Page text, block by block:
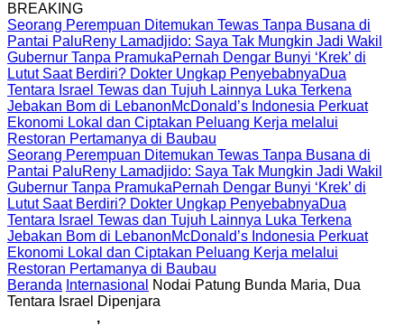
BREAKING
Seorang Perempuan Ditemukan Tewas Tanpa Busana di
Pantai PaluReny Lamadjido: Saya Tak Mungkin Jadi Wakil
Gubernur Tanpa PramukaPernah Dengar Bunyi ‘Krek’ di
Lutut Saat Berdiri? Dokter Ungkap PenyebabnyaDua
Tentara Israel Tewas dan Tujuh Lainnya Luka Terkena
Jebakan Bom di LebanonMcDonald’s Indonesia Perkuat
Ekonomi Lokal dan Ciptakan Peluang Kerja melalui
Restoran Pertamanya di Baubau
Seorang Perempuan Ditemukan Tewas Tanpa Busana di
Pantai PaluReny Lamadjido: Saya Tak Mungkin Jadi Wakil
Gubernur Tanpa PramukaPernah Dengar Bunyi ‘Krek’ di
Lutut Saat Berdiri? Dokter Ungkap PenyebabnyaDua
Tentara Israel Tewas dan Tujuh Lainnya Luka Terkena
Jebakan Bom di LebanonMcDonald’s Indonesia Perkuat
Ekonomi Lokal dan Ciptakan Peluang Kerja melalui
Restoran Pertamanya di Baubau
Beranda Internasional
Nodai Patung Bunda Maria, Dua
Tentara Israel Dipenjara
,